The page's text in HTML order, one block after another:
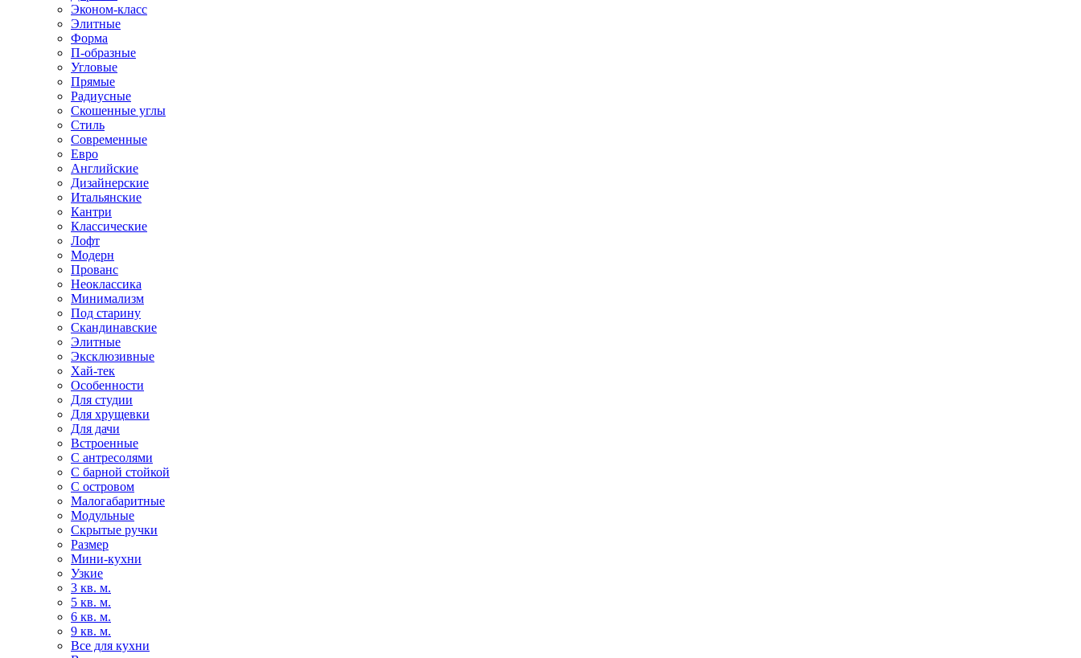
Эконом-класс
Элитные
Форма
П-образные
Угловые
Прямые
Радиусные
Скошенные углы
Стиль
Современные
Евро
Английские
Дизайнерские
Итальянские
Кантри
Классические
Лофт
Модерн
Прованс
Неоклассика
Минимализм
Под старину
Скандинавские
Элитные
Эксклюзивные
Хай-тек
Особенности
Для студии
Для хрущевки
Для дачи
Встроенные
С антресолями
С барной стойкой
С островом
Малогабаритные
Модульные
Скрытые ручки
Размер
Мини-кухни
Узкие
3 кв. м.
5 кв. м.
6 кв. м.
9 кв. м.
Все для кухни